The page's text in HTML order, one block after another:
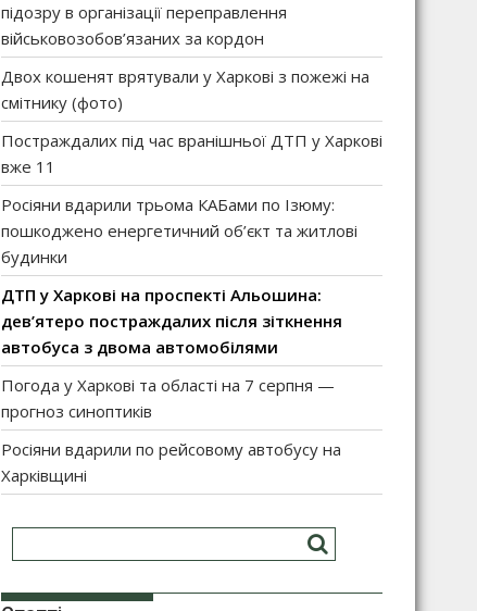
підозру в організації переправлення
військовозобов’язаних за кордон
Двох кошенят врятували у Харкові з пожежі на
смітнику (фото)
Постраждалих під час вранішньої ДТП у Харкові
вже 11
Росіяни вдарили трьома КАБами по Ізюму:
пошкоджено енергетичний об’єкт та житлові
будинки
ДТП у Харкові на проспекті Альошина:
дев’ятеро постраждалих після зіткнення
автобуса з двома автомобілями
Погода у Харкові та області на 7 серпня —
прогноз синоптиків
Росіяни вдарили по рейсовому автобусу на
Харківщині